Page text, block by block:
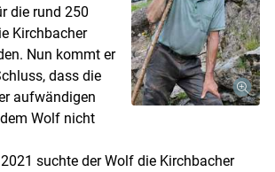
die rund 250
Kirchbacher
Nun kommt er
dass die
aufwändigen
Wolf nicht
suchte der Wolf die Kirchbacher